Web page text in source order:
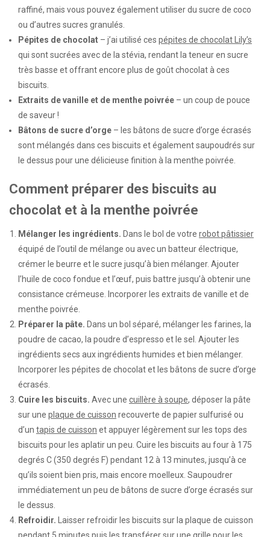
raffiné, mais vous pouvez également utiliser du sucre de coco
ou d’autres sucres granulés.
Pépites de chocolat – j’ai utilisé ces pépites de chocolat Lily’s
qui sont sucrées avec de la stévia, rendant la teneur en sucre
très basse et offrant encore plus de goût chocolat à ces
biscuits.
Extraits de vanille et de menthe poivrée – un coup de pouce
de saveur !
Bâtons de sucre d’orge – les bâtons de sucre d’orge écrasés
sont mélangés dans ces biscuits et également saupoudrés sur
le dessus pour une délicieuse finition à la menthe poivrée.
Comment préparer des biscuits au
chocolat et à la menthe poivrée
Mélanger les ingrédients. Dans le bol de votre robot pâtissier
équipé de l’outil de mélange ou avec un batteur électrique,
crémer le beurre et le sucre jusqu’à bien mélanger. Ajouter
l’huile de coco fondue et l’œuf, puis battre jusqu’à obtenir une
consistance crémeuse. Incorporer les extraits de vanille et de
menthe poivrée.
Préparer la pâte. Dans un bol séparé, mélanger les farines, la
poudre de cacao, la poudre d’espresso et le sel. Ajouter les
ingrédients secs aux ingrédients humides et bien mélanger.
Incorporer les pépites de chocolat et les bâtons de sucre d’orge
écrasés.
Cuire les biscuits. Avec une cuillère à soupe, déposer la pâte
sur une plaque de cuisson recouverte de papier sulfurisé ou
d’un tapis de cuisson et appuyer légèrement sur les tops des
biscuits pour les aplatir un peu. Cuire les biscuits au four à 175
degrés C (350 degrés F) pendant 12 à 13 minutes, jusqu’à ce
qu’ils soient bien pris, mais encore moelleux. Saupoudrer
immédiatement un peu de bâtons de sucre d’orge écrasés sur
le dessus.
Refroidir. Laisser refroidir les biscuits sur la plaque de cuisson